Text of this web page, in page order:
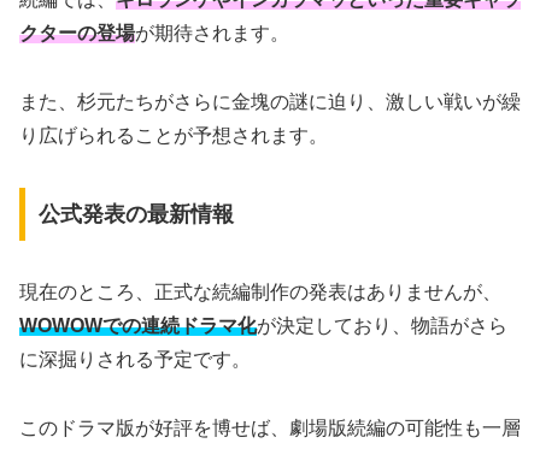
クターの登場が期待されます。
また、杉元たちがさらに金塊の謎に迫り、激しい戦いが繰
り広げられることが予想されます。
公式発表の最新情報
現在のところ、正式な続編制作の発表はありませんが、
WOWOWでの連続ドラマ化が決定しており、物語がさら
に深掘りされる予定です。
このドラマ版が好評を博せば、劇場版続編の可能性も一層